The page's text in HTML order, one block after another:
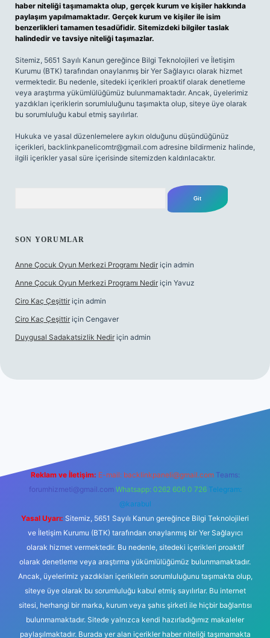
haber niteliği taşımamakta olup, gerçek kurum ve kişiler hakkında
paylaşım yapılmamaktadır. Gerçek kurum ve kişiler ile isim
benzerlikleri tamamen tesadüfidir. Sitemizdeki bilgiler taslak
halindedir ve tavsiye niteliği taşımazlar.
Sitemiz, 5651 Sayılı Kanun gereğince Bilgi Teknolojileri ve İletişim
Kurumu (BTK) tarafından onaylanmış bir Yer Sağlayıcı olarak hizmet
vermektedir. Bu nedenle, sitedeki içerikleri proaktif olarak denetleme
veya araştırma yükümlülüğümüz bulunmamaktadır. Ancak, üyelerimiz
yazdıkları içeriklerin sorumluluğunu taşımakta olup, siteye üye olarak
bu sorumluluğu kabul etmiş sayılırlar.
Hukuka ve yasal düzenlemelere aykırı olduğunu düşündüğünüz
içerikleri, backlinkpanelicomtr@gmail.com adresine bildirmeniz halinde,
ilgili içerikler yasal süre içerisinde sitemizden kaldırılacaktır.
SON YORUMLAR
Anne Çocuk Oyun Merkezi Programı Nedir için admin
Anne Çocuk Oyun Merkezi Programı Nedir için Yavuz
Ciro Kaç Çeşittir için admin
Ciro Kaç Çeşittir için Cengaver
Duygusal Sadakatsizlik Nedir için admin
elexbetgiris.org
Reklam ve İletişim: E-mail: backlinkpaneli@gmail.com Teams:
forumhizmeti@gmail.com Whatsapp: 0262 606 0 726 Telegram:
@karabul
Yasal Uyarı: Sitemiz, 5651 Sayılı Kanun gereğince Bilgi Teknolojileri
ve İletişim Kurumu (BTK) tarafından onaylanmış bir Yer Sağlayıcı
olarak hizmet vermektedir. Bu nedenle, sitedeki içerikleri proaktif
olarak denetleme veya araştırma yükümlülüğümüz bulunmamaktadır.
Ancak, üyelerimiz yazdıkları içeriklerin sorumluluğunu taşımakta olup,
siteye üye olarak bu sorumluluğu kabul etmiş sayılırlar. Bu internet
sitesi, herhangi bir marka, kurum veya şahıs şirketi ile hiçbir bağlantısı
bulunmamaktadır. Sitede yalnızca kendi hazırladığımız makaleler
paylaşılmaktadır. Burada yer alan içerikler haber niteliği taşımamakta